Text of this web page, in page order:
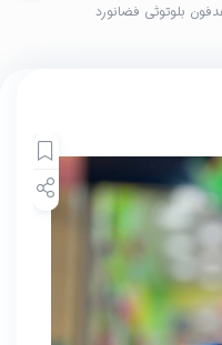
بلوتوثی فضانورد